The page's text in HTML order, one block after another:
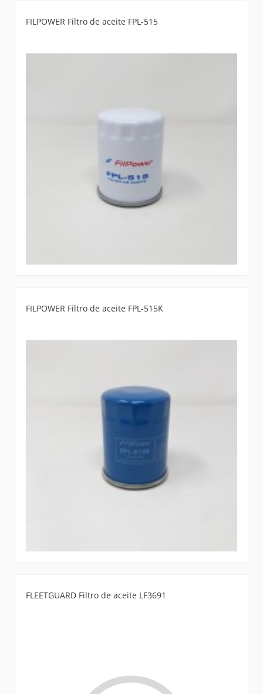
FILPOWER Filtro de aceite FPL-515
FILPOWER Filtro de aceite FPL-515K
FLEETGUARD Filtro de aceite LF3691